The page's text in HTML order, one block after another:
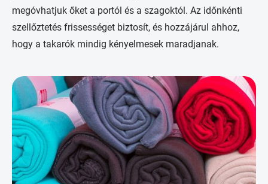
megóvhatjuk őket a portól és a szagoktól. Az időnkénti
szellőztetés frissességet biztosít, és hozzájárul ahhoz,
hogy a takarók mindig kényelmesek maradjanak.